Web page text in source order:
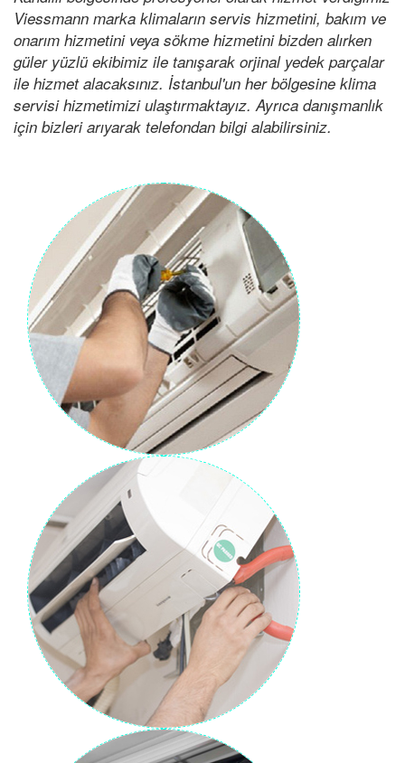
Viessmann marka klimaların servis hizmetini, bakım ve
onarım hizmetini veya sökme hizmetini bizden alırken
güler yüzlü ekibimiz ile tanışarak orjinal yedek parçalar
ile hizmet alacaksınız. İstanbul'un her bölgesine klima
servisi hizmetimizi ulaştırmaktayız. Ayrıca danışmanlık
için bizleri arıyarak telefondan bilgi alabilirsiniz.